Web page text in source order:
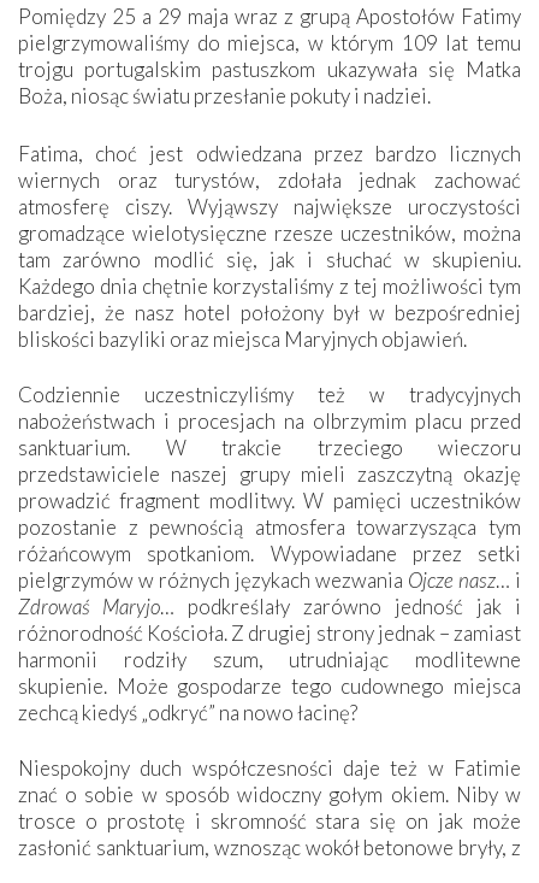
Pomiędzy 25 a 29 maja wraz z grupą Apostołów Fatimy
pielgrzymowaliśmy do miejsca, w którym 109 lat temu
trojgu portugalskim pastuszkom ukazywała się Matka
Boża, niosąc światu przesłanie pokuty i nadziei.
Fatima, choć jest odwiedzana przez bardzo licznych
wiernych oraz turystów, zdołała jednak zachować
atmosferę ciszy. Wyjąwszy największe uroczystości
gromadzące wielotysięczne rzesze uczestników, można
tam zarówno modlić się, jak i słuchać w skupieniu.
Każdego dnia chętnie korzystaliśmy z tej możliwości tym
bardziej, że nasz hotel położony był w bezpośredniej
bliskości bazyliki oraz miejsca Maryjnych objawień.
Codziennie uczestniczyliśmy też w tradycyjnych
nabożeństwach i procesjach na olbrzymim placu przed
sanktuarium. W trakcie trzeciego wieczoru
przedstawiciele naszej grupy mieli zaszczytną okazję
prowadzić fragment modlitwy. W pamięci uczestników
pozostanie z pewnością atmosfera towarzysząca tym
różańcowym spotkaniom. Wypowiadane przez setki
pielgrzymów w różnych językach wezwania Ojcze nasz… i
Zdrowaś Maryjo… podkreślały zarówno jedność jak i
różnorodność Kościoła. Z drugiej strony jednak – zamiast
harmonii rodziły szum, utrudniając modlitewne
skupienie. Może gospodarze tego cudownego miejsca
zechcą kiedyś „odkryć” na nowo łacinę?
Niespokojny duch współczesności daje też w Fatimie
znać o sobie w sposób widoczny gołym okiem. Niby w
trosce o prostotę i skromność stara się on jak może
zasłonić sanktuarium, wznosząc wokół betonowe bryły, z